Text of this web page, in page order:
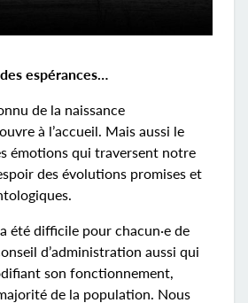
espérances…
de la naissance
à l’accueil. Mais aussi le
émotions qui traversent notre
des évolutions promises et
été difficile pour chacun·e de
d’administration aussi qui
son fonctionnement,
de la population. Nous